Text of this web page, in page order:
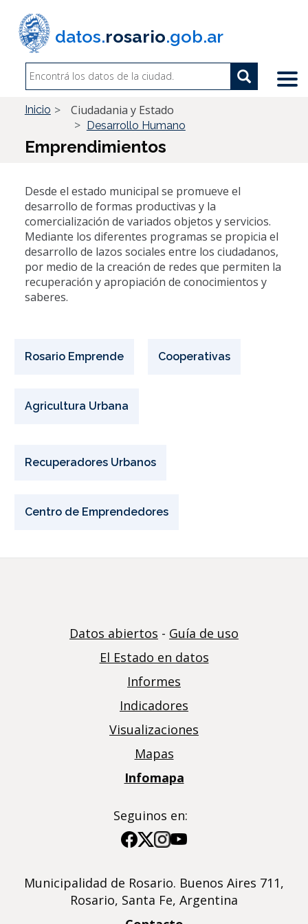
contenido
principal
datos.rosario.gob.ar
Buscar Search
Inicio Ciudadania y Estado
Desarrollo Humano
Emprendimientos
Desde el estado municipal se promueve el
desarrollo de formas productivas y la
comercialización de variados objetos y servicios.
Mediante los diferentes programas se propicia el
desarrollo de lazos sociales entre los ciudadanos,
por medio de la creación de redes que permiten la
recuperación y apropiación de conocimientos y
saberes.
Rosario Emprende Cooperativas
Agricultura Urbana
Recuperadores Urbanos
Centro de Emprendedores
Datos abiertos - Guía de uso
El Estado en datos
Informes
Indicadores
Visualizaciones
Mapas
Infomapa
Seguinos en:
Imagen
Imagen
Imagen
Imagen
Municipalidad de Rosario. Buenos Aires 711,
Rosario, Santa Fe, Argentina